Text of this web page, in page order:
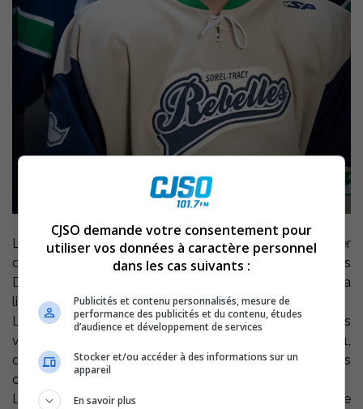
Les Rebelles du Cégep de Sorel-Tracy n’ont pu profiter
du dernier match de l’année 2009 pour rejoindre les
Dragons du Collège Laflèche au quatrième rang de la
ligue collégiale de hockey masculin du Québec.
Les Dragons, qui recevaient justement les Rebelles
vendredi, ont fait subir à ces derniers un revers de 3-1,
dans ce qui était le 14e match sur 28 des deux équipes
cette saison.
La discipline est encore au centre de ce résultat puisque
CJSO demande votre consentement pour
utiliser vos données à caractère personnel
dans les cas suivants :
Publicités et contenu personnalisés, mesure de
performance des publicités et du contenu, études
d’audience et développement de services
Stocker et/ou accéder à des informations sur un
appareil
En savoir plus